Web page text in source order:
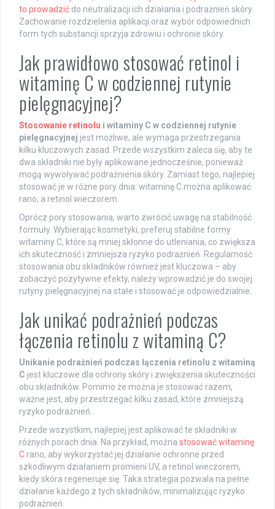
to prowadzić do neutralizacji ich działania i podrażnień skóry.
Zachowanie rozdzielenia aplikacji oraz wybór odpowiednich
form tych substancji sprzyja zdrowiu i ochronie skóry.
Jak prawidłowo stosować retinol i
witaminę C w codziennej rutynie
pielęgnacyjnej?
Stosowanie retinolu i witaminy C w codziennej rutynie
pielęgnacyjnej jest możliwe, ale wymaga przestrzegania
kilku kluczowych zasad. Przede wszystkim zaleca się, aby te
dwa składniki nie były aplikowane jednocześnie, ponieważ
mogą wywoływać podrażnienia skóry. Zamiast tego, najlepiej
stosować je w różne pory dnia: witaminę C można aplikować
rano, a retinol wieczorem.
Oprócz pory stosowania, warto zwrócić uwagę na stabilność
formuły. Wybierając kosmetyki, preferuj stabilne formy
witaminy C, które są mniej skłonne do utleniania, co zwiększa
ich skuteczność i zmniejsza ryzyko podrażnień. Regularność
stosowania obu składników również jest kluczowa – aby
zobaczyć pozytywne efekty, należy wprowadzić je do swojej
rutyny pielęgnacyjnej na stałe i stosować je odpowiedzialnie.
Jak unikać podrażnień podczas
łączenia retinolu z witaminą C?
Unikanie podrażnień podczas łączenia retinolu z witaminą
C jest kluczowe dla ochrony skóry i zwiększenia skuteczności
obu składników. Pomimo że można je stosować razem,
ważne jest, aby przestrzegać kilku zasad, które zmniejszą
ryzyko podrażnień.
Przede wszystkim, najlepiej jest aplikować te składniki w
różnych porach dnia. Na przykład, można stosować witaminę
C rano, aby wykorzystać jej działanie ochronne przed
szkodliwym działaniem promieni UV, a retinol wieczorem,
kiedy skóra regeneruje się. Taka strategia pozwala na pełne
działanie każdego z tych składników, minimalizując ryzyko
podrażnień.